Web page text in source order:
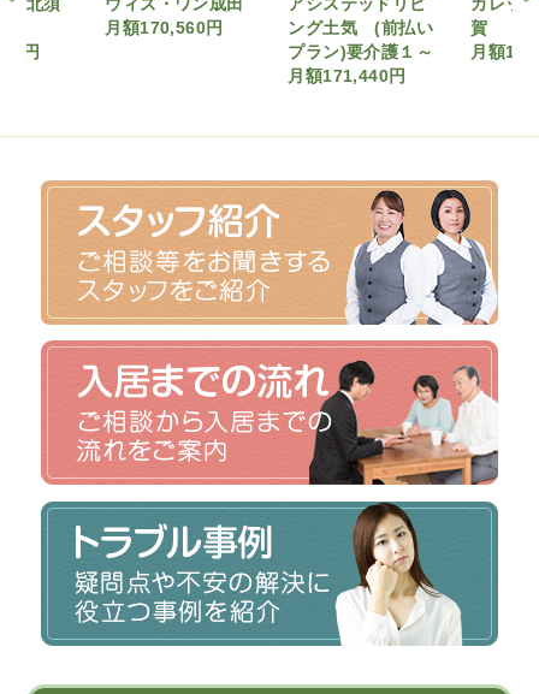
・ワン成田
アシステッドリビ
ング土気 (前払い
カレッサ成田北須
賀
月額170,930円
シ
（